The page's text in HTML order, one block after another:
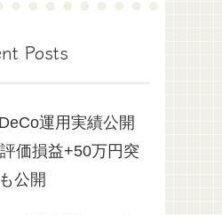
Posts
運用実績公開
価損益+50万円突
公開